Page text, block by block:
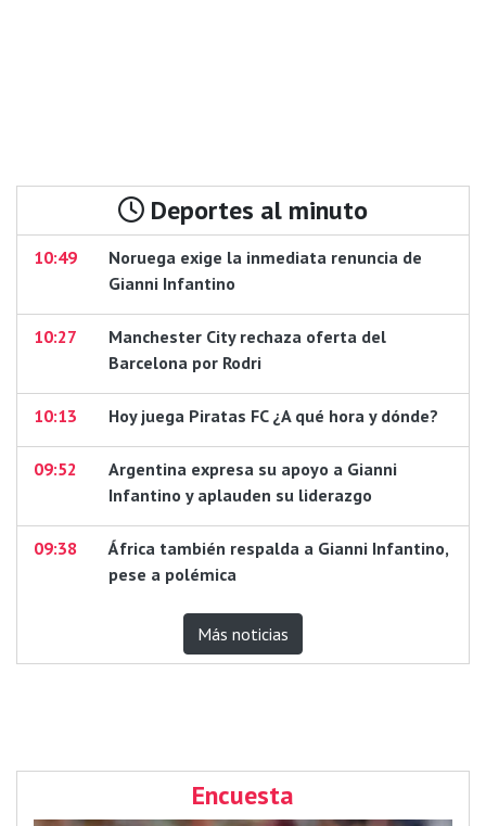
Deportes al minuto
10:49
Noruega exige la inmediata renuncia de
Gianni Infantino
10:27
Manchester City rechaza oferta del
Barcelona por Rodri
10:13 Hoy juega Piratas FC ¿A qué hora y dónde?
09:52
Argentina expresa su apoyo a Gianni
Infantino y aplauden su liderazgo
09:38
África también respalda a Gianni Infantino,
pese a polémica
Más noticias
Encuesta